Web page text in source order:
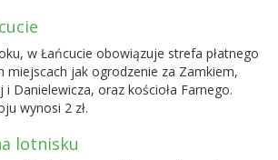
w Łańcucie obowiązuje strefa płatnego
miejscach jak ogrodzenie za Zamkiem,
i Danielewicza, oraz kościoła Farnego.
wynosi 2 zł.
lotnisku